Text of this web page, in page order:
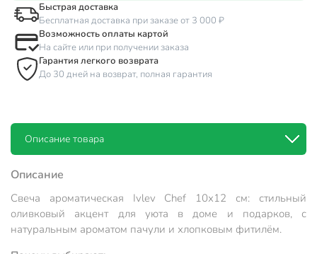
Быстрая доставка
Бесплатная доставка при заказе от 3 000 ₽
Возможность оплаты картой
На сайте или при получении заказа
Гарантия легкого возврата
До 30 дней на возврат, полная гарантия
Описание товара
Описание
Свеча ароматическая Ivlev Chef 10х12 см: стильный
оливковый акцент для уюта в доме и подарков, с
натуральным ароматом пачули и хлопковым фитилём.